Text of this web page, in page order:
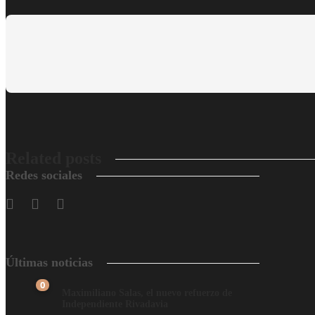
Redes sociales
Últimas noticias
0